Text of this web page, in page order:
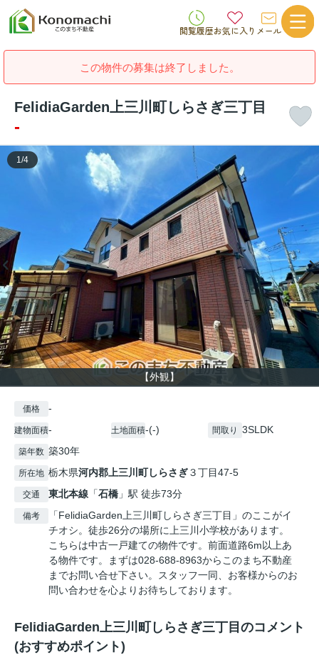
閲覧履歴お気に入り メール
この物件の募集は終了しました。
FelidiaGarden上三川町しらさぎ三丁目
-
【外観】
1 /4
価格 -
建物面積- 土地面積-(-) 間取り 3SLDK
築年数 築30年
所在地 栃木県河内郡上三川町しらさぎ３丁目47-5
交通 東北本線 「石橋 」駅 徒歩73分
備考
「FelidiaGarden上三川町しらさぎ三丁目」のここがイ
チオシ。徒歩26分の場所に上三川小学校があります。
こちらは中古一戸建ての物件です。前面道路6m以上あ
る物件です。まずは028-688-8963からこのまち不動産
までお問い合せ下さい。スタッフ一同、お客様からのお
問い合わせを心よりお待ちしております。
FelidiaGarden上三川町しらさぎ三丁目のコメント
(おすすめポイント)